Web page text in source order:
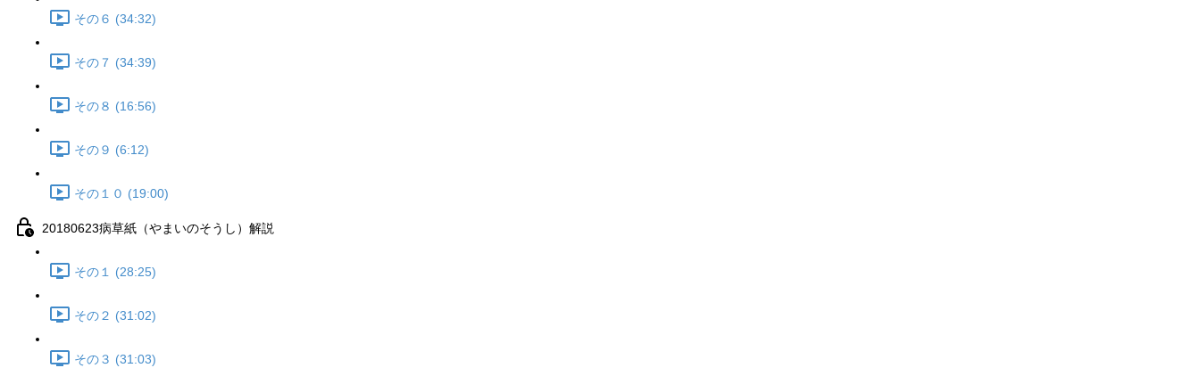
その６ (34:32)
その７ (34:39)
その８ (16:56)
その９ (6:12)
その１０ (19:00)
20180623病草紙（やまいのそうし）解説
その１ (28:25)
その２ (31:02)
その３ (31:03)